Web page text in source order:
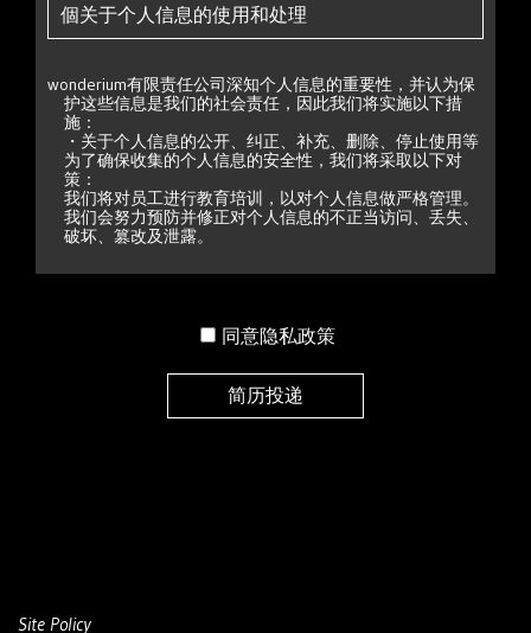
個关于个人信息的使用和处理
wonderium有限责任公司深知个人信息的重要性，并认为保
护这些信息是我们的社会责任，因此我们将实施以下措
施：
・关于个人信息的公开、纠正、补充、删除、停止使用等
为了确保收集的个人信息的安全性，我们将采取以下对
策：
我们将对员工进行教育培训，以对个人信息做严格管理。
我们会努力预防并修正对个人信息的不正当访问、丢失、
破坏、篡改及泄露。
我们将对员工进行教育培训，以对个人信息做严格管理。
破坏、篡改及泄露。
同意隐私政策
Site Policy